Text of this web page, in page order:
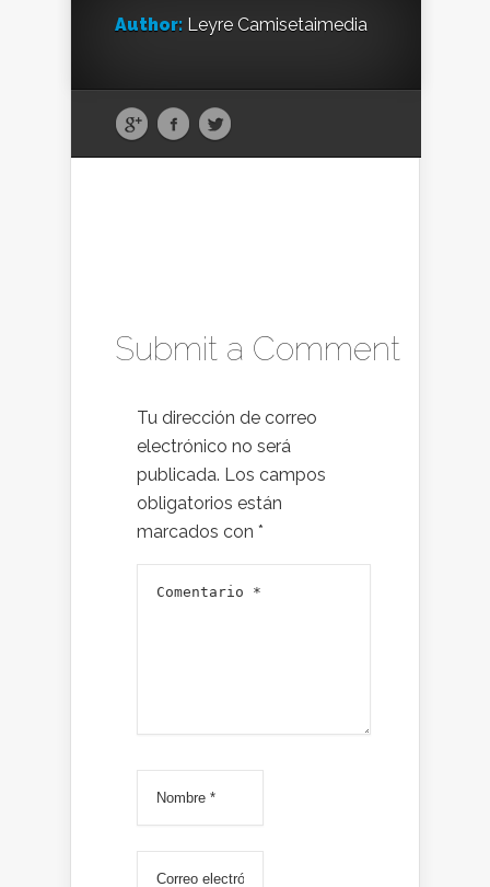
Author: Leyre Camisetaimedia
Submit a Comment
Tu dirección de correo
electrónico no será
publicada. Los campos
obligatorios están
marcados con *